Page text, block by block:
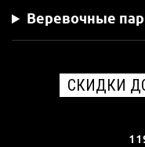
Веревочные
СКИДКИ